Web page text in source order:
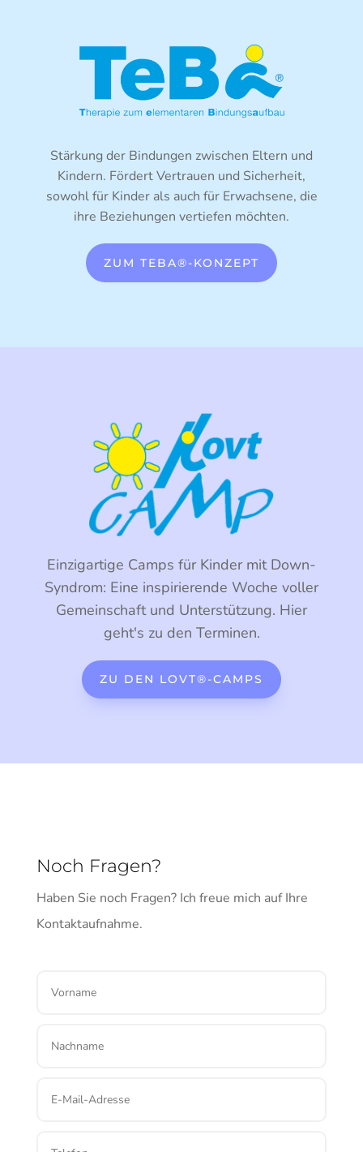
Stärkung der Bindungen zwischen Eltern und
Kindern. Fördert Vertrauen und Sicherheit,
sowohl für Kinder als auch für Erwachsene, die
ihre Beziehungen vertiefen möchten.
ZUM TEBA®-KONZEPT
Einzigartige Camps für Kinder mit Down-
Syndrom: Eine inspirierende Woche voller
Gemeinschaft und Unterstützung. Hier
geht's zu den Terminen.
ZU DEN LOVT®-CAMPS
Noch Fragen?
Haben Sie noch Fragen? Ich freue mich auf Ihre
Kontaktaufnahme.